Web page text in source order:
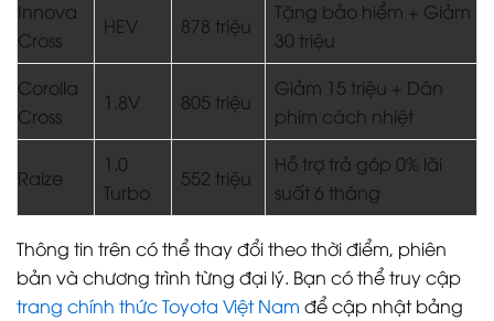
Innova
Cross
HEV 878 triệu
Tặng bảo hiểm + Giảm
30 triệu
Corolla
Cross
1.8V 805 triệu
Giảm 15 triệu + Dán
phim cách nhiệt
Raize
1.0
Turbo
552 triệu
Hỗ trợ trả góp 0% lãi
suất 6 tháng
Thông tin trên có thể thay đổi theo thời điểm, phiên
bản và chương trình từng đại lý. Bạn có thể truy cập
trang chính thức Toyota Việt Nam để cập nhật bảng